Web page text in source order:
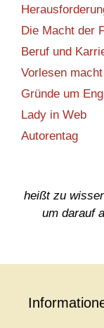
Die Macht der
Beruf und
Vorlesen
Gründe um
Lady in Web
Autorentag
heißt zu
um darauf